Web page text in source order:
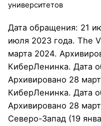
университетов
Дата обращения: 21
июля 2023 года. The
марта 2024.
КиберЛенинка. Дата
Архивировано 28
КиберЛенинка. Дата
Архивировано 28
Северо-Запад (19